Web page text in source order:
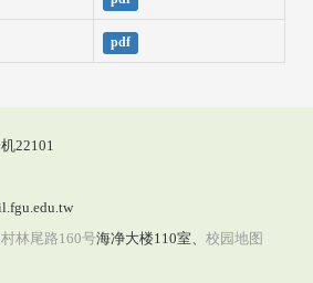
pdf
22101
林尾路160号海净大楼110室、 校园地图